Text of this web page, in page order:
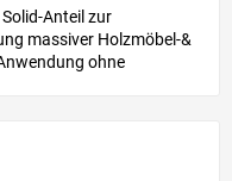
Anteil zur
massiver Holzmöbel-&
ohne